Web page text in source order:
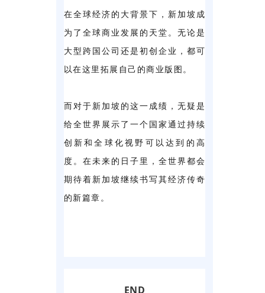
在全球经济的大背景下，新加坡成
为了全球商业发展的天堂。无论是
大型跨国公司还是初创企业，都可
以在这里拓展自己的商业版图。
而对于新加坡的这一成绩，无疑是
给全世界展示了一个国家通过持续
创新和全球化视野可以达到的高
度。在未来的日子里，全世界都会
期待着新加坡继续书写其经济传奇
的新篇章。
END